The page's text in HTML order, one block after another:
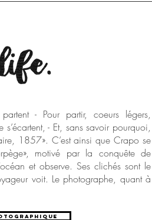
- Pour partir, coeurs légers,
- Et, sans savoir pourquoi,
1857». C’est ainsi que Crapo se
motivé par la conquête de
et observe. Ses clichés sont le
voit. Le photographe, quant à